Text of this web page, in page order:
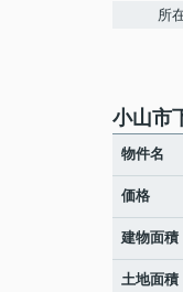
所
小山市
物件名
価格
建物面積
土地面積